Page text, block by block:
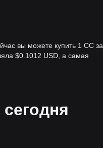
вы можете купить 1 CC за
$0.1012 USD, а самая